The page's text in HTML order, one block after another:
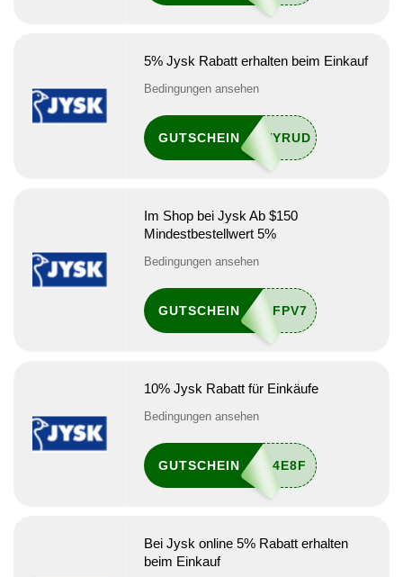
5% Jysk Rabatt erhalten beim Einkauf
Bedingungen ansehen
GUTSCHEIN
Im Shop bei Jysk Ab $150
Mindestbestellwert 5%
Bedingungen ansehen
GUTSCHEIN
10% Jysk Rabatt für Einkäufe
Bedingungen ansehen
GUTSCHEIN
Bei Jysk online 5% Rabatt erhalten
beim Einkauf